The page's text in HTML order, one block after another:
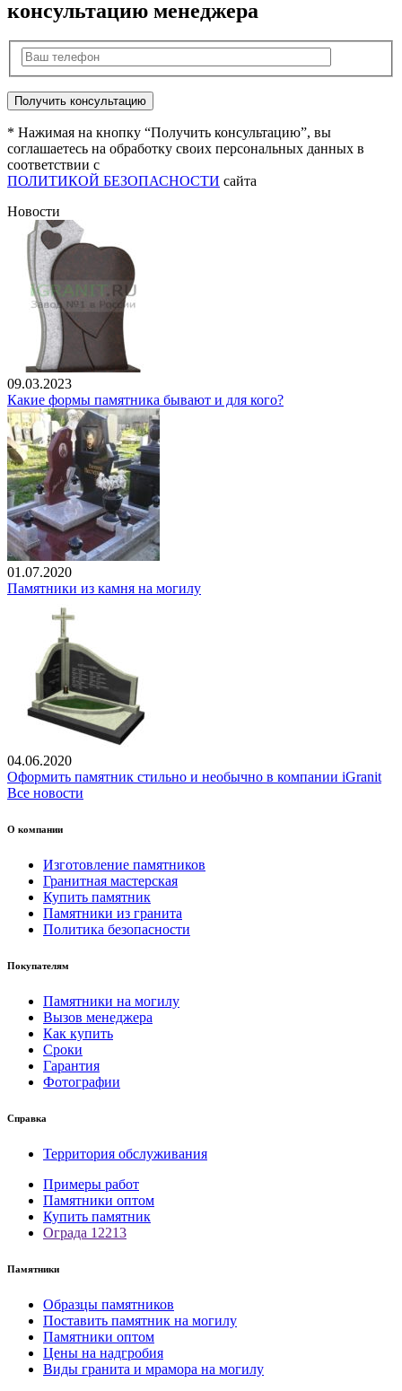
консультацию менеджера
* Нажимая на кнопку “Получить консультацию”, вы
соглашаетесь на обработку своих персональных данных в
соответствии с
ПОЛИТИКОЙ БЕЗОПАСНОСТИ сайта
Новости
09.03.2023
Какие формы памятника бывают и для кого?
01.07.2020
Памятники из камня на могилу
04.06.2020
Оформить памятник стильно и необычно в компании iGranit
Все новости
О компании
Изготовление памятников
Гранитная мастерская
Купить памятник
Памятники из гранита
Политика безопасности
Покупателям
Памятники на могилу
Вызов менеджера
Как купить
Сроки
Гарантия
Фотографии
Справка
Территория обслуживания
Примеры работ
Памятники оптом
Купить памятник
Ограда 12213
Памятники
Образцы памятников
Поставить памятник на могилу
Памятники оптом
Цены на надгробия
Виды гранита и мрамора на могилу